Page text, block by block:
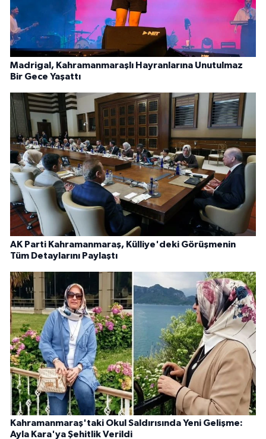
Madrigal, Kahramanmaraşlı Hayranlarına Unutulmaz
Bir Gece Yaşattı
AK Parti Kahramanmaraş, Külliye'deki Görüşmenin
Tüm Detaylarını Paylaştı
Kahramanmaraş'taki Okul Saldırısında Yeni Gelişme:
Ayla Kara'ya Şehitlik Verildi